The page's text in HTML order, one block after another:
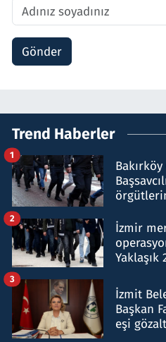
Gönder
Trend Haberler
1
İzmir
2
İzmit
Başkan
eşi
3